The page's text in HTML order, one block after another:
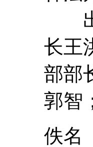
出
长王
部部
郭智
佚名